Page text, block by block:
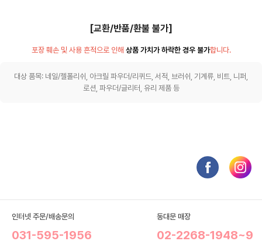
[교환/반품/환불 불가]
포장 훼손 및 사용 흔적으로 인해 상품 가치가 하락한 경우 불가합니다.
대상 품목: 네일/젤폴리쉬, 아크릴 파우더/리퀴드, 서적, 브러쉬, 기계류, 비트, 니퍼,
로션, 파우더/글리터, 유리 제품 등
인터넷 주문/배송문의
031-595-1956
동대문 매장
02-2268-1948~9